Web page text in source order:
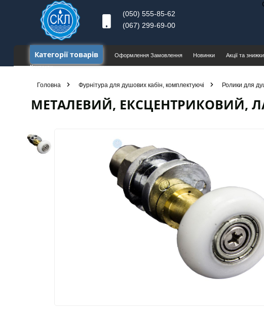
(050) 555-85-62
(067) 299-69-00
Категорії товарів Оформлення Замовлення Новинки Акції та знижки
Контакти
Головна Фурнітура для душових кабін, комплектуючі Ролики для
МЕТАЛЕВИЙ, ЕКСЦЕНТРИКОВИЙ,